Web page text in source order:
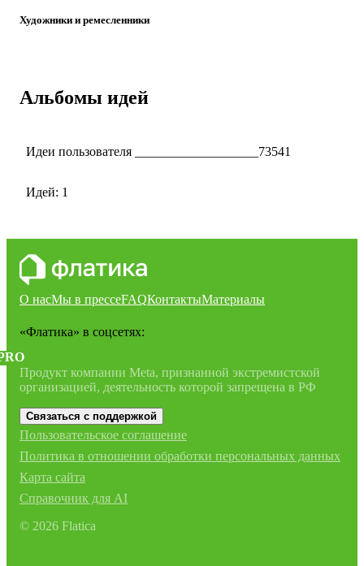
Художники и ремесленники
Альбомы идей
Идеи пользователя ___________________73541
Идей: 1
О насМы в прессеFAQКонтактыМатериалы
«Флатика» в соцсетях:
Продукт компании Meta, признанной экстремистской
организацией, деятельность которой запрещена в РФ
Связаться с поддержкой
Пользовательское соглашение
Политика в отношении обработки персональных данных
Карта сайта
Справочник для AI
© 2026 Flatica